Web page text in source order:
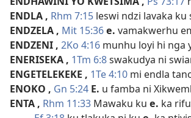
ENDLA , Rhm 7:15 leswi ndzi lavaka ku
ENDZELA , Mit 15:36e. vamakwerhu
ENDZENI , 2Ko 4:16 munhu loyi hi nga
ENERISEKA , 1Tm 6:8swakudya ni
ENGETELEKEKE , 1Te 4:10 mi endla
ENOKO , Gn 5:24 E. u famba ni
ENTA , Rhm 11:33 Mawaku ku e. ka